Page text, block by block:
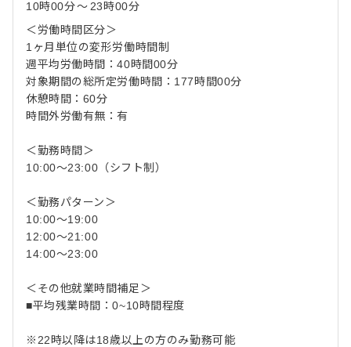
10時00分〜 23時00分
＜労働時間区分＞
1ヶ月単位の変形労働時間制
週平均労働時間：40時間00分
対象期間の総所定労働時間：177時間00分
休憩時間：60分
時間外労働有無：有
＜勤務時間＞
10:00～23:00（シフト制）
＜勤務パターン＞
10:00～19:00
12:00～21:00
14:00～23:00
＜その他就業時間補足＞
■平均残業時間：0~10時間程度
※22時以降は18歳以上の方のみ勤務可能